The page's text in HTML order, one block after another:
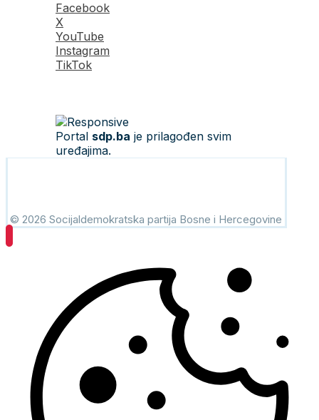
Facebook
X
YouTube
Instagram
TikTok
Portal sdp.ba je prilagođen svim
uređajima.
© 2026 Socijaldemokratska partija Bosne i Hercegovine